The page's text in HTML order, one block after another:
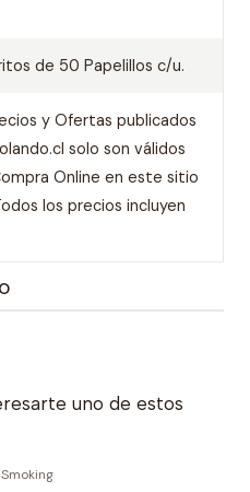
de 50 Papelillos c/u.
y Ofertas publicados
solo son válidos
Online en este sitio
los precios incluyen
uno de estos
Smoking